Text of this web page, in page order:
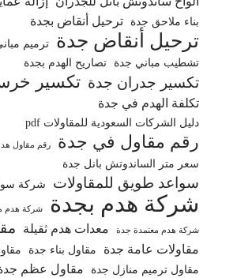
بناء ملاحق جدة ترحيل أنقاض بجدة
ترحيل أنقاض جدة
ترميم
تشطيب مباني جدة
تصاريح الهدم بجدة
تكسير جدران جدة تكسير
تكلفة الهدم في جدة
دليل الشركات السعودية للمقاولات pdf
رقم مقاول في جدة رقم مقاول
سعر متر الساندوتش بانل جدة
سواعد طويق للمقاولات شركة
شركة هدم بجدة شركة هدم
شركة هدم معتمدة جدة معدات هدم ثقيلة
مقاولات عامة جدة مقاول بناء جدة
مقاول ترميم منازل جدة
مقاول عظم